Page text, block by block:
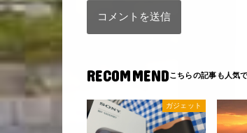
RECOMMEND
ガジェット